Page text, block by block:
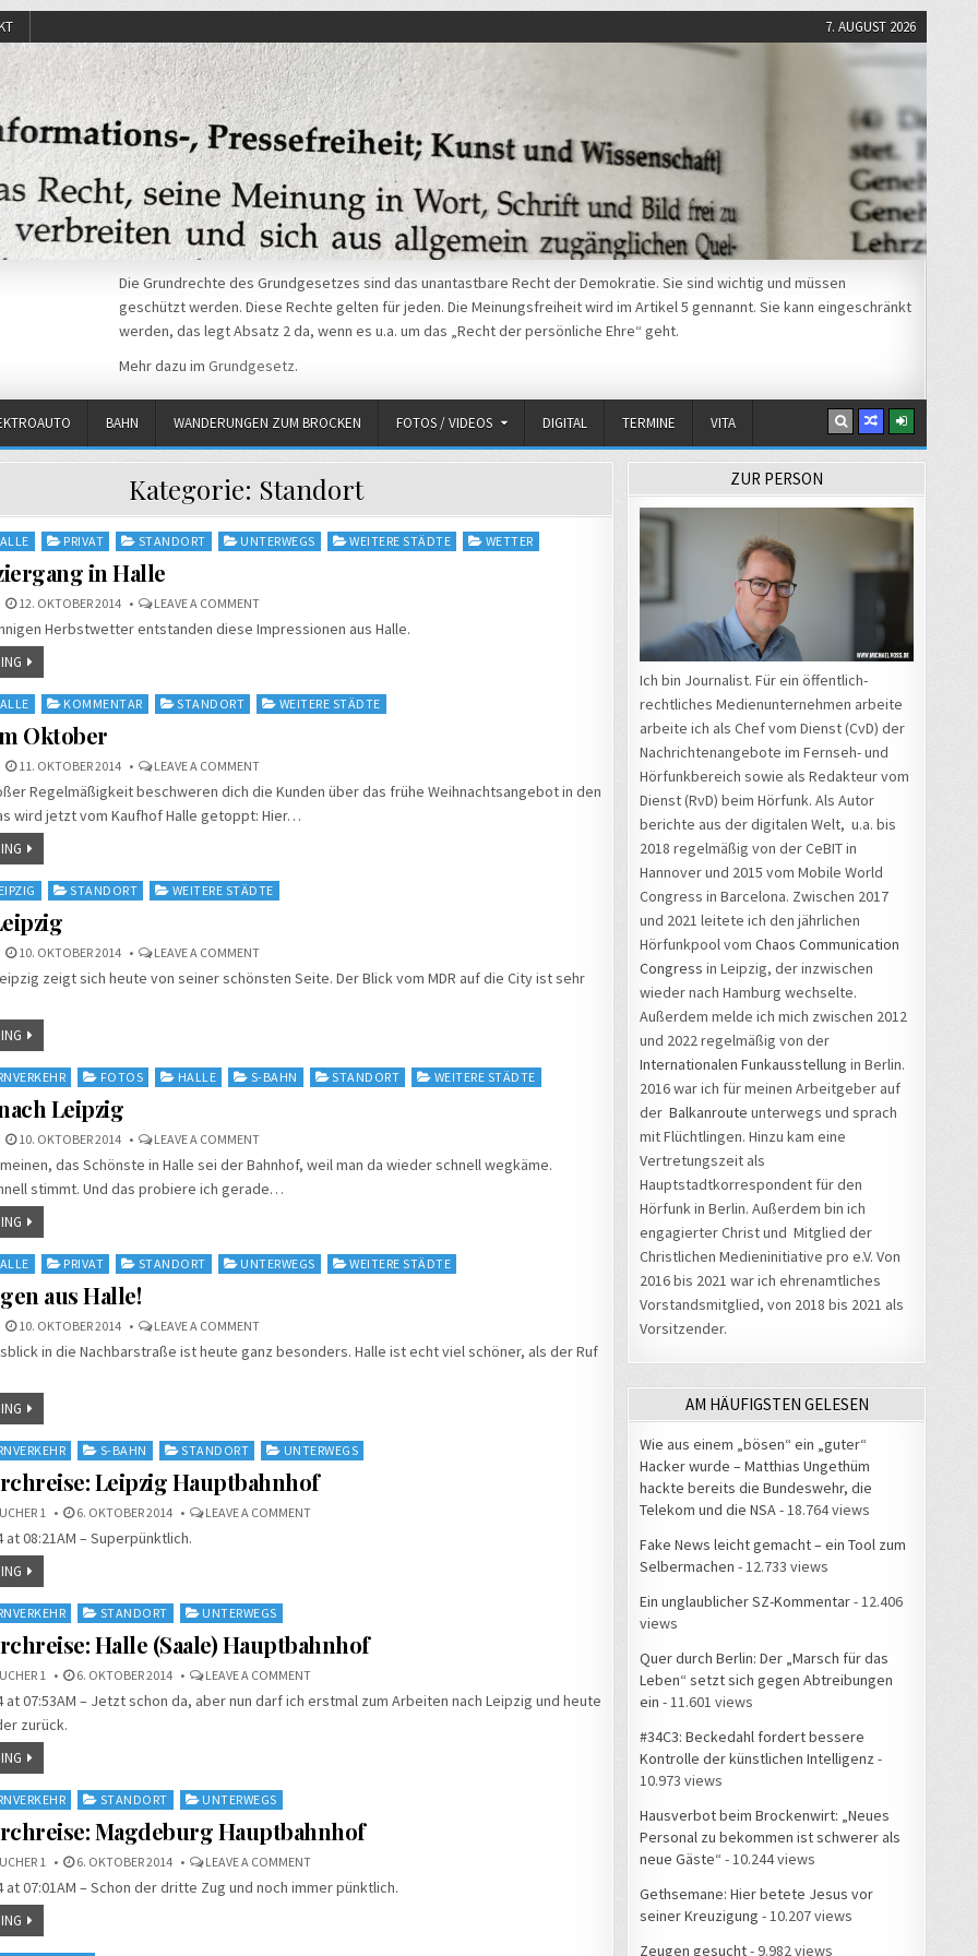
7. AUGUST 2026
Die Grundrechte des Grundgesetzes sind das unantastbare Recht der Demokratie. Sie sind wichtig und müssen
geschützt werden. Diese Rechte gelten für jeden. Die Meinungsfreiheit wird im Artikel 5 gennannt. Sie kann eingeschränkt
werden, das legt Absatz 2 da, wenn es u.a. um das „Recht der persönliche Ehre“ geht.
Mehr dazu im Grundgesetz.
BAHN WANDERUNGEN ZUM BROCKEN FOTOS / VIDEOS DIGITAL TERMINE VITA
Kategorie: Standort
PRIVAT STANDORT UNTERWEGS WEITERE STÄDTE WETTER
in Halle
12. OKTOBER 2014 LEAVE A COMMENTON
IN
HALLE
Herbstwetter entstanden diese Impressionen aus Halle.
KOMMENTAR STANDORT WEITERE STÄDTE
Oktober
11. OKTOBER 2014 LEAVE A COMMENTON
IM
Regelmäßigkeit beschweren dich die Kunden über das frühe Weihnachtsangebot in den
wird jetzt vom Kaufhof Halle getoppt: Hier…
STANDORT WEITERE STÄDTE
10. OKTOBER 2014 LEAVE A COMMENTON
IN
zeigt sich heute von seiner schönsten Seite. Der Blick vom MDR auf die City ist sehr
FOTOS HALLE S-BAHN STANDORT WEITERE STÄDTE
Leipzig
10. OKTOBER 2014 LEAVE A COMMENTON
GEHT’S
LEIPZIG
meinen, das Schönste in Halle sei der Bahnhof, weil man da wieder schnell wegkäme.
stimmt. Und das probiere ich gerade…
PRIVAT STANDORT UNTERWEGS WEITERE STÄDTE
aus Halle!
10. OKTOBER 2014 LEAVE A COMMENTON
MORGEN
in die Nachbarstraße ist heute ganz besonders. Halle ist echt viel schöner, als der Ruf
S-BAHN STANDORT UNTERWEGS
Leipzig Hauptbahnhof
1 6. OKTOBER 2014 LEAVE A COMMENTON
08:21AM – Superpünktlich.
STANDORT UNTERWEGS
Halle (Saale) Hauptbahnhof
1 6. OKTOBER 2014 LEAVE A COMMENTON
DER
at 07:53AM – Jetzt schon da, aber nun darf ich erstmal zum Arbeiten nach Leipzig und heute
zurück.
STANDORT UNTERWEGS
Magdeburg Hauptbahnhof
1 6. OKTOBER 2014 LEAVE A COMMENTON
DER
DURCHREISE:
at 07:01AM – Schon der dritte Zug und noch immer pünktlich.
ZUR PERSON
Ich bin Journalist. Für ein öffentlich-
rechtliches Medienunternehmen arbeite
arbeite ich als Chef vom Dienst (CvD) der
Nachrichtenangebote im Fernseh- und
Hörfunkbereich sowie als Redakteur vom
Dienst (RvD) beim Hörfunk. Als Autor
berichte aus der digitalen Welt, u.a. bis
2018 regelmäßig von der CeBIT in
Hannover und 2015 vom Mobile World
Congress in Barcelona. Zwischen 2017
und 2021 leitete ich den jährlichen
Hörfunkpool vom Chaos Communication
Congress in Leipzig, der inzwischen
wieder nach Hamburg wechselte.
Außerdem melde ich mich zwischen 2012
und 2022 regelmäßig von der
Internationalen Funkausstellung in Berlin.
2016 war ich für meinen Arbeitgeber auf
der Balkanroute unterwegs und sprach
mit Flüchtlingen. Hinzu kam eine
Vertretungszeit als
Hauptstadtkorrespondent für den
Hörfunk in Berlin. Außerdem bin ich
engagierter Christ und Mitglied der
Christlichen Medieninitiative pro e.V. Von
2016 bis 2021 war ich ehrenamtliches
Vorstandsmitglied, von 2018 bis 2021 als
Vorsitzender.
AM HÄUFIGSTEN GELESEN
Wie aus einem „bösen“ ein „guter“
Hacker wurde – Matthias Ungethüm
hackte bereits die Bundeswehr, die
Telekom und die NSA - 18.764 views
Fake News leicht gemacht – ein Tool zum
Selbermachen - 12.733 views
Ein unglaublicher SZ-Kommentar- 12.406
views
Quer durch Berlin: Der „Marsch für das
Leben“ setzt sich gegen Abtreibungen
ein - 11.601 views
#34C3: Beckedahl fordert bessere
Kontrolle der künstlichen Intelligenz -
10.973 views
Hausverbot beim Brockenwirt: „Neues
Personal zu bekommen ist schwerer als
neue Gäste“ - 10.244 views
Gethsemane: Hier betete Jesus vor
seiner Kreuzigung - 10.207 views
Zeugen gesucht- 9.982 views